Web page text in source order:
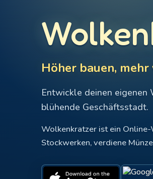
Höher bauen, mehr
Entwickle deinen eigenen
blühende Geschäftsstadt.
Wolkenkratzer ist ein
Stockwerken, verdiene